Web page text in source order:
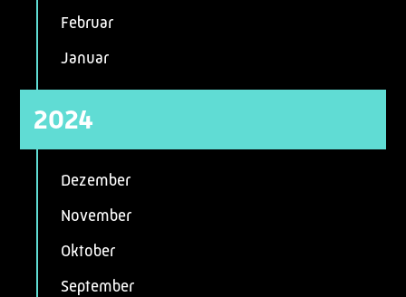
Februar
Januar
2024
Dezember
November
Oktober
September